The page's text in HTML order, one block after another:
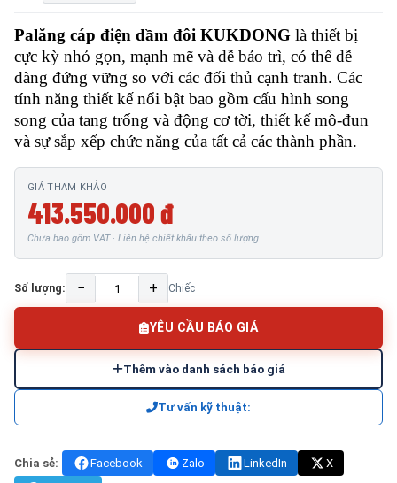
Palăng cáp điện dầm đôi KUKDONG là thiết bị
cực kỳ nhỏ gọn, mạnh mẽ và dễ bảo trì, có thể dễ
dàng đứng vững so với các đối thủ cạnh tranh. Các
tính năng thiết kế nổi bật bao gồm cấu hình song
song của tang trống và động cơ tời, thiết kế mô-đun
và sự sắp xếp chức năng của tất cả các thành phần.
GIÁ THAM KHẢO
413.550.000 đ
Chưa bao gồm VAT · Liên hệ chiết khấu theo số lượng
Số lượng: − + Chiếc
YÊU CẦU BÁO GIÁ
Thêm vào danh sách báo giá
Tư vấn kỹ thuật:
Chia sẻ: Facebook Zalo LinkedIn
X